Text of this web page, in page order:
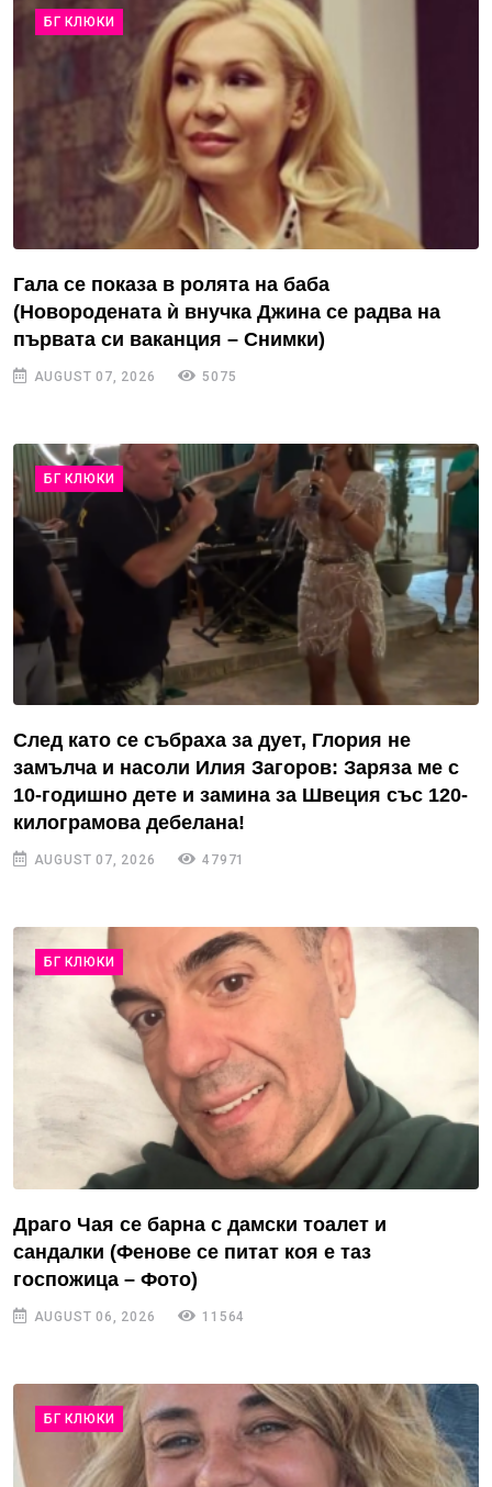
БГ КЛЮКИ
Гала се показа в ролята на баба
(Новородената ѝ внучка Джина се радва на
първата си ваканция – Снимки)
AUGUST 07, 2026 5075
БГ КЛЮКИ
След като се събраха за дует, Глория не
замълча и насоли Илия Загоров: Заряза ме с
10-годишно дете и замина за Швеция със 120-
килограмова дебелана!
AUGUST 07, 2026 47971
БГ КЛЮКИ
Драго Чая се барна с дамски тоалет и
сандалки (Фенове се питат коя е таз
госпожица – Фото)
AUGUST 06, 2026 11564
БГ КЛЮКИ